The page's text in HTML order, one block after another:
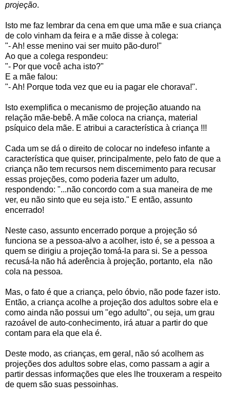
projeção.
Isto me faz lembrar da cena em que uma mãe e sua criança
de colo vinham da feira e a mãe disse à colega:
"- Ah! esse menino vai ser muito pão-duro!"
Ao que a colega respondeu:
"- Por que você acha isto?"
E a mãe falou:
"- Ah! Porque toda vez que eu ia pagar ele chorava!".
Isto exemplifica o mecanismo de projeção atuando na
relação mãe-bebê. A mãe coloca na criança, material
psíquico dela mãe. E atribui a característica à criança !!!
Cada um se dá o direito de colocar no indefeso infante a
característica que quiser, principalmente, pelo fato de que a
criança não tem recursos nem discernimento para recusar
essas projeções, como poderia fazer um adulto,
respondendo: "...não concordo com a sua maneira de me
ver, eu não sinto que eu seja isto." E então, assunto
encerrado!
Neste caso, assunto encerrado porque a projeção só
funciona se a pessoa-alvo a acolher, isto é, se a pessoa a
quem se dirigiu a projeção tomá-la para si. Se a pessoa
recusá-la não há aderência à projeção, portanto, ela não
cola na pessoa.
Mas, o fato é que a criança, pelo óbvio, não pode fazer isto.
Então, a criança acolhe a projeção dos adultos sobre ela e
como ainda não possui um "ego adulto", ou seja, um grau
razoável de auto-conhecimento, irá atuar a partir do que
contam para ela que ela é.
Deste modo, as crianças, em geral, não só acolhem as
projeções dos adultos sobre elas, como passam a agir a
partir dessas informações que eles lhe trouxeram a respeito
de quem são suas pessoinhas.